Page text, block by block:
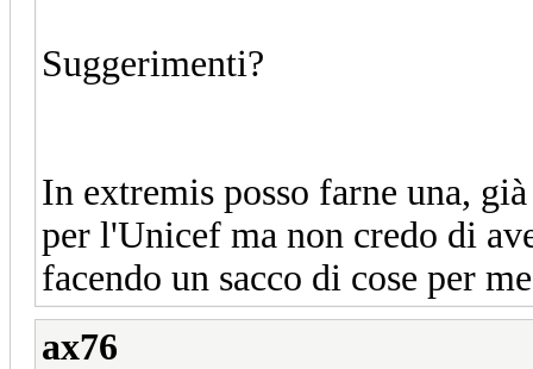
Suggerimenti?
In extremis posso farne una,
per l'Unicef ma non credo di
facendo un sacco di cose per
ax76